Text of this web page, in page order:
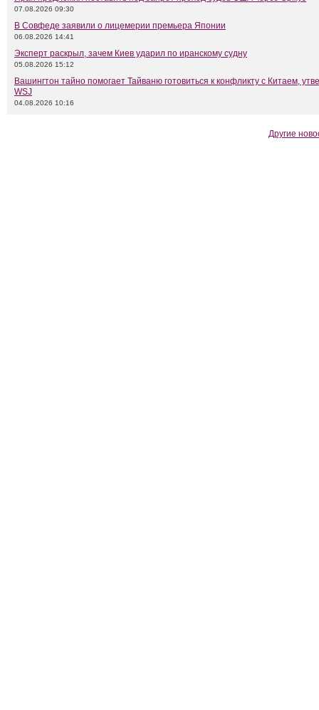
07.08.2026 09:30
В Совфеде заявили о лицемерии премьера Японии
06.08.2026 14:41
Эксперт раскрыл, зачем Киев ударил по иранскому судну
05.08.2026 15:12
Вашингтон тайно помогает Тайваню готовиться к конфликту с Китаем,
WSJ
04.08.2026 10:16
Другие